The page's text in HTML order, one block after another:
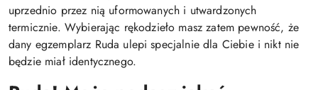
uprzednio przez nią uformowanych i utwardzonych
termicznie. Wybierając rękodzieło masz zatem pewność, że
dany egzemplarz Ruda ulepi specjalnie dla Ciebie i nikt nie
będzie miał identycznego.